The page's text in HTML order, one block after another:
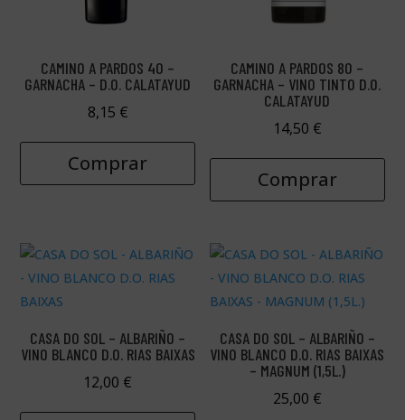
CAMINO A PARDOS 40 –
GARNACHA – D.O. CALATAYUD
8,15 €
Comprar
CAMINO A PARDOS 80 –
GARNACHA – VINO TINTO D.O.
CALATAYUD
14,50 €
Comprar
CASA DO SOL – ALBARIÑO –
VINO BLANCO D.O. RIAS BAIXAS
12,00 €
CASA DO SOL – ALBARIÑO –
VINO BLANCO D.O. RIAS BAIXAS
– MAGNUM (1,5L.)
25,00 €